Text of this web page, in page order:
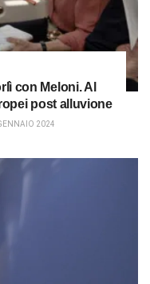
con Meloni. Al
post alluvione
2024